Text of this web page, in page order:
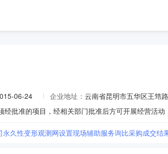
06-24 企业地址： 云南省昆明市五华区王筇
久性变形观测网设置现场辅助服务询比采购成交结